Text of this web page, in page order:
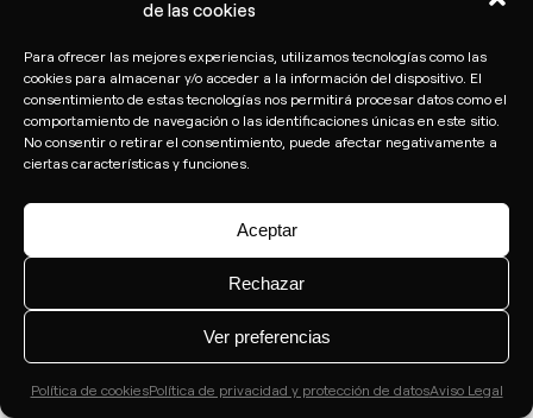
de las cookies
Para ofrecer las mejores experiencias, utilizamos tecnologías como las
cookies para almacenar y/o acceder a la información del dispositivo. El
consentimiento de estas tecnologías nos permitirá procesar datos como el
comportamiento de navegación o las identificaciones únicas en este sitio.
No consentir o retirar el consentimiento, puede afectar negativamente a
ciertas características y funciones.
Aceptar
Rechazar
Ver preferencias
Política de cookiesPolítica de privacidad y protección de datosAviso Legal
eficiencia energética, confort visual y una
excelente reproducción cromática. Son ideales
para oficinas, espacios de restauración o
proyectos residenciales y comerciales que
buscan estilo, precisión lumínica y funcionalidad.
Su suspensión permite crear composiciones
dinámicas y atmósferas envolventes,
potenciando cualquier proyecto de interiorismo
Contacto
info@arkoslight.com
Calle N – Pol. Ind. El Oliveral 46394
Ribarroja del Turia – Valencia (España)